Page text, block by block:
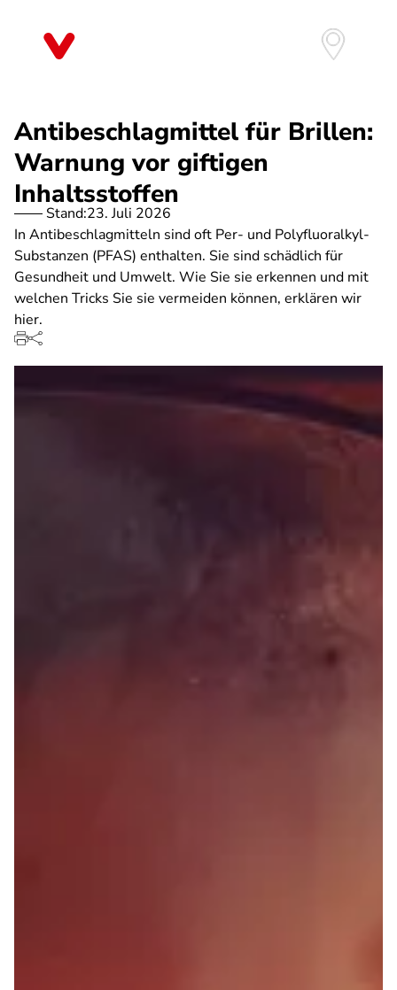
Antibeschlagmittel für Brillen:
Warnung vor giftigen
Inhaltsstoffen
Stand:23. Juli 2026
In Antibeschlagmitteln sind oft Per- und Polyfluoralkyl-
Substanzen (PFAS) enthalten. Sie sind schädlich für
Gesundheit und Umwelt. Wie Sie sie erkennen und mit
welchen Tricks Sie sie vermeiden können, erklären wir
hier.